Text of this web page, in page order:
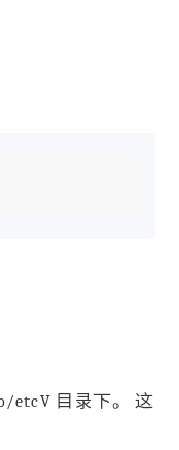
etcV 目录下。 这